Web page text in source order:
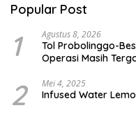
Popular Post
1 Agustus 8, 2026
Tol Probolinggo-
Operasi Masih
2 Mei 4, 2025
Infused Water